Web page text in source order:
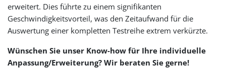
erweitert. Dies führte zu einem signifikanten
Geschwindigkeitsvorteil, was den Zeitaufwand für die
Auswertung einer kompletten Testreihe extrem verkürzte.
Wünschen Sie unser Know-how für Ihre individuelle
Anpassung/Erweiterung? Wir beraten Sie gerne!